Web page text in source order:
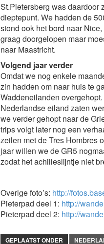
St.Pietersberg was daardoor
dieptepunt. We hadden de
stond ook het bord naar
graag doorgelopen maar
naar Maastricht.
Volgend jaar verder
Omdat we nog enkele
zin hadden om naar huis te
Waddeneilanden
Nederlandse eiland zaten
we verder gehopt naar de
trips volgt later nog een
zeilen met de Tres Hombres
jaar willen we de GR5
zodat het achilleslijntje niet
Overige foto’s: http://
Pieterpad deel 1: http://
Pieterpad deel 2: http://
GEPLAATST ONDER